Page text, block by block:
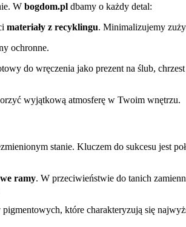
W bogdom.pl dbamy o każdy detal:
materiały z recyklingu. Minimalizujemy
ochronne.
do wręczenia jako prezent na ślub,
wyjątkową atmosferę w Twoim wnętrzu.
stanie. Kluczem do sukcesu jest
ramy. W przeciwieństwie do tanich
które charakteryzują się